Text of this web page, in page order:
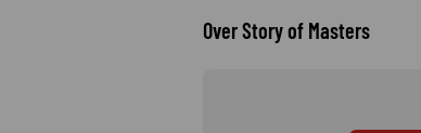
Over Story of Masters